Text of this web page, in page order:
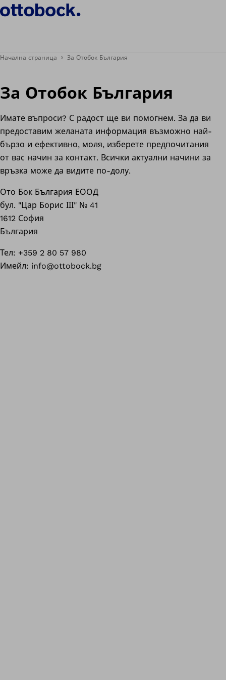
Начална страница За Отобок България
За Отобок България
Имате въпроси? С радост ще ви помогнем. За да ви
предоставим желаната информация възможно най-
бързо и ефективно, моля, изберете предпочитания
от вас начин за контакт. Всички актуални начини за
връзка може да видите по-долу.
Ото Бок България ЕООД
бул. "Цар Борис ІІІ" № 41
1612 София
България
Тел: +359 2 80 57 980
Имейл: info@ottobock.bg